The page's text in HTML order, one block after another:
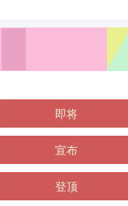
即将
宣布
登顶